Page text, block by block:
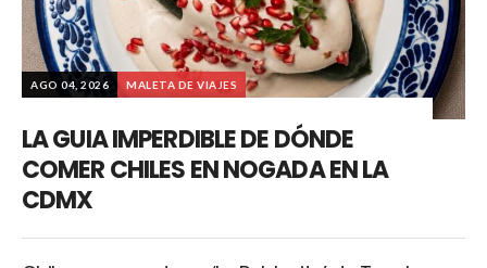
AGO 04, 2026 MALETA DE VIAJES
LA GUIA IMPERDIBLE DE DÓNDE
COMER CHILES EN NOGADA EN LA
CDMX